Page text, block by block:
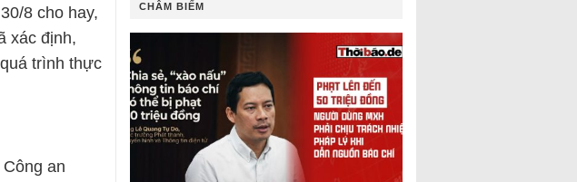
8 cho hay,
xác định,
trình thực
an
CHÂM BIẾM